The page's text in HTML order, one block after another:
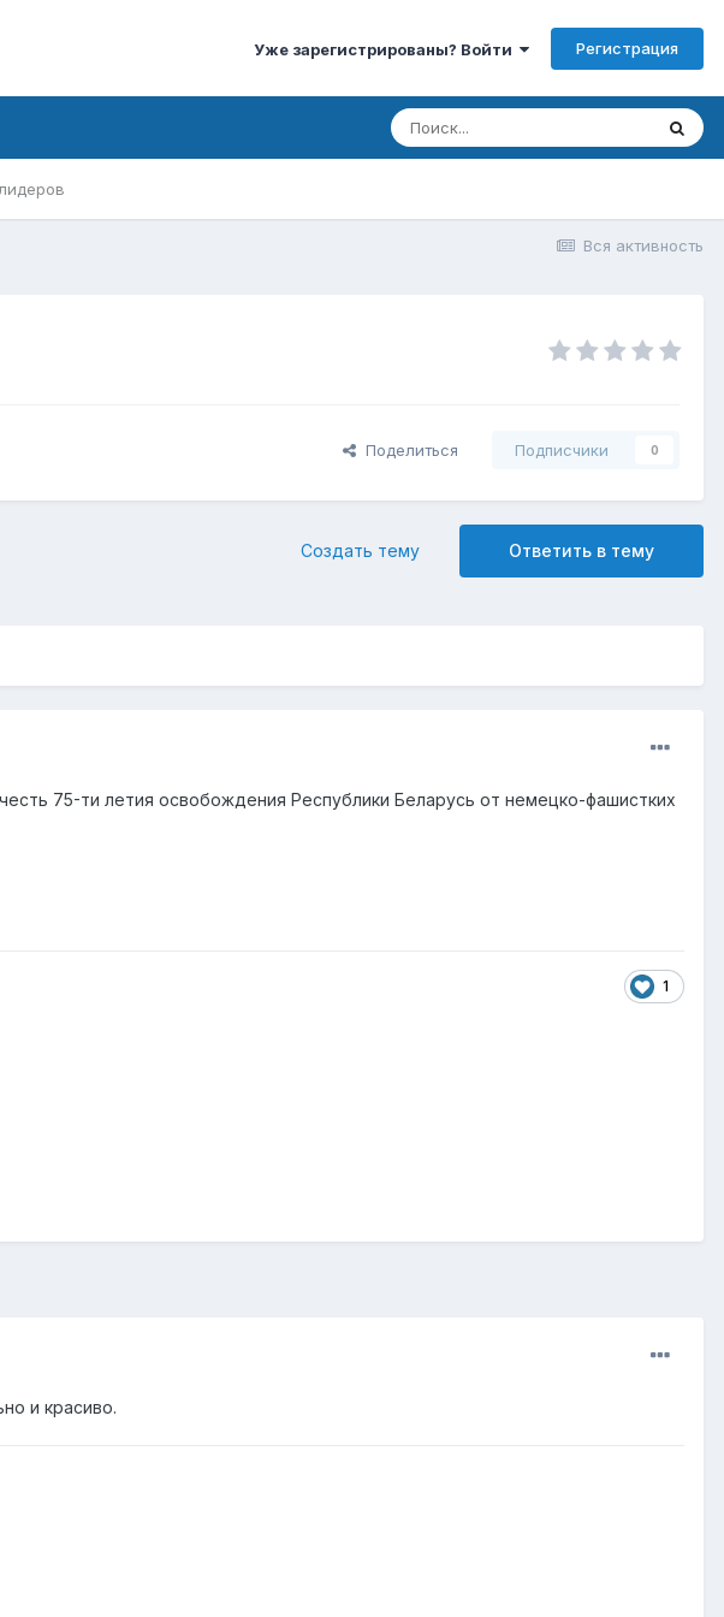
Уже зарегистрированы? Войти Регистрация
Вся активность
Поделиться Подписчики 0
Ответить в тему
Создать тему
75-ти летия освобождения Республики Беларусь от немецко-фашистких
1
и красиво.